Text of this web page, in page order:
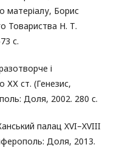
матеріалу, Борис
Товариства Н. Т.
с.
і
ХХ ст. (Генезис,
Доля, 2002. 280 с.
палац XVI–XVIII
Доля, 2013.